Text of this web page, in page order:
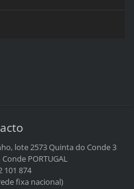
lote 2573Quinta do Conde 3
CondePORTUGAL
101 874
fixa nacional)